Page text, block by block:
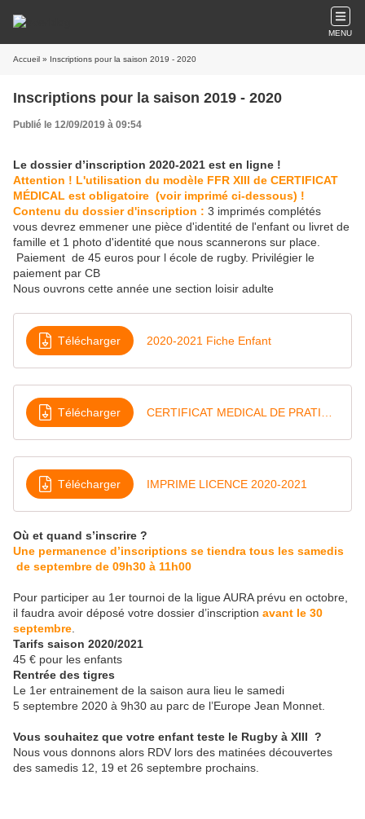
MENU
Accueil » Inscriptions pour la saison 2019 - 2020
Inscriptions pour la saison 2019 - 2020
Publié le 12/09/2019 à 09:54
Le dossier d’inscription 2020-2021 est en ligne !
Attention ! L'utilisation du modèle FFR XIII de CERTIFICAT
MÉDICAL est obligatoire (voir imprimé ci-dessous) !
Contenu du dossier d'inscription : 3 imprimés complétés
vous devrez emmener une pièce d'identité de l'enfant ou livret de
famille et 1 photo d'identité que nous scannerons sur place.
Paiement de 45 euros pour l école de rugby. Privilégier le
paiement par CB
Nous ouvrons cette année une section loisir adulte
Télécharger 2020-2021 Fiche Enfant
Télécharger
Télécharger IMPRIME LICENCE 2020-2021
Où et quand s’inscrire ?
Une permanence d’inscriptions se tiendra tous les samedis
de septembre de 09h30 à 11h00
Pour participer au 1er tournoi de la ligue AURA prévu en octobre,
il faudra avoir déposé votre dossier d’inscription avant le 30
septembre
Tarifs saison 2020/2021
45 € pour les enfants
Rentrée des tigres
Le 1er entrainement de la saison aura lieu le samedi
5 septembre 2020 à 9h30 au parc de l’Europe Jean Monnet.
Vous souhaitez que votre enfant teste le Rugby à XIII ?
Nous vous donnons alors RDV lors des matinées découvertes
des samedis 12, 19 et 26 septembre prochains.